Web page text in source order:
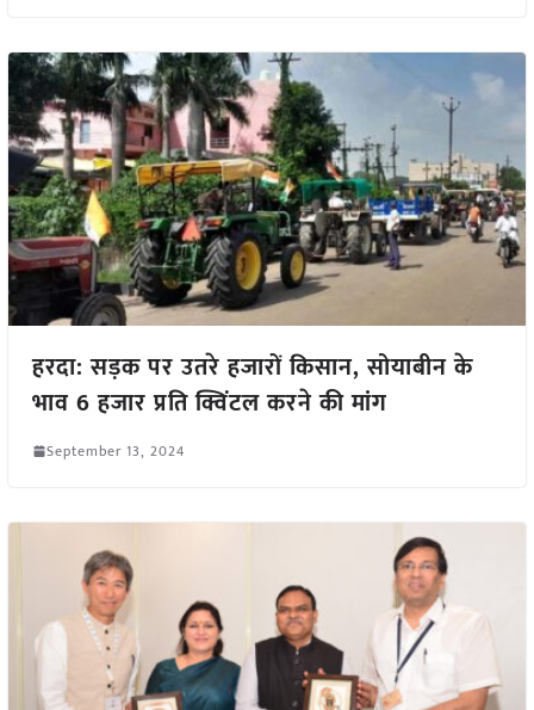
हरदा: सड़क पर उतरे हजारों किसान, सोयाबीन के
भाव 6 हजार प्रति क्विंटल करने की मांग
September 13, 2024